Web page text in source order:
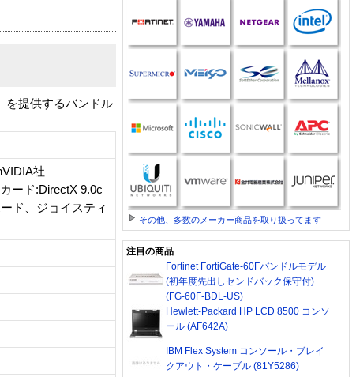
を提供するバンドル
社
ード:DirectX 9.0c
ド、ジョイスティ
その他、多数のメーカー商品を取り扱ってます
注目の商品
Fortinet FortiGate-60Fバンドルモデル
(初年度先出しセンドバック保守付)
(FG-60F-BDL-US)
Hewlett-Packard HP LCD 8500 コンソ
ール (AF642A)
IBM Flex System コンソール・ブレイ
クアウト・ケーブル (81Y5286)